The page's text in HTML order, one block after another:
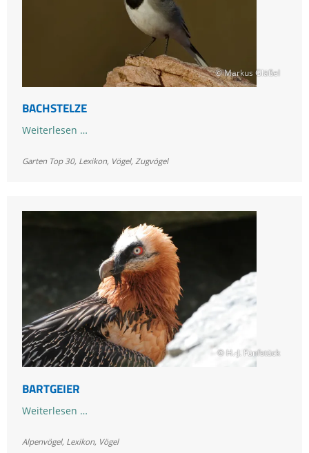
© Markus Gläßel
BACHSTELZE
Weiterlesen …Bachstelze
Garten Top 30, Lexikon, Vögel, Zugvögel
© H.-J. Fünfstück
BARTGEIER
Weiterlesen …
Alpenvögel, Lexikon, Vögel